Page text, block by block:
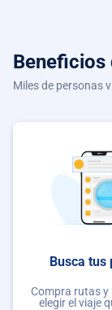
Miles de personas
Busca tus
Compra rutas y
elegir el viaje